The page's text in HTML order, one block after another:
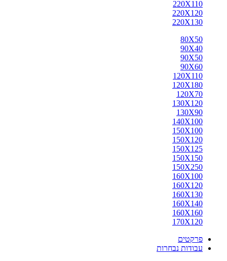
220X110
220X120
220X130
80X50
90X40
90X50
90X60
120X110
120X180
120X70
130X120
130X90
140X100
150X100
150X120
150X125
150X150
150X250
160X100
160X120
160X130
160X140
160X160
170X120
פרקטים
עבודות נבחרות